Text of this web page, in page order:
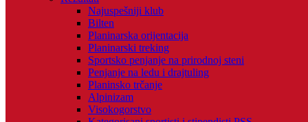
Najuspešniji klub
Bilten
Planinarska orijentacija
Planinarski treking
Sportsko penjanje na prirodnoj steni
Penjanje na ledu i drajtuling
Planinsko trčanje
Alpinizam
Visokogorstvo